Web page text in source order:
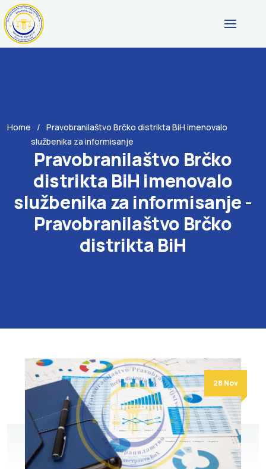
Home
Pravobranilaštvo Brčko distrikta BiH imenovalo
službenika za informisanje
Pravobranilaštvo Brčko
distrikta BiH imenovalo
službenika za informisanje -
Pravobranilaštvo Brčko
distrikta BiH
28 Nov